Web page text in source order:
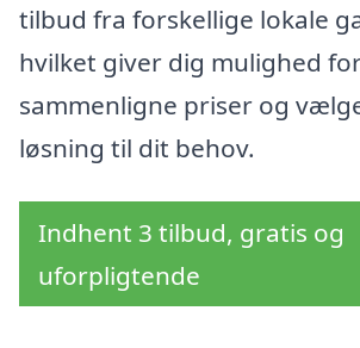
tilbud fra forskellige lokale
hvilket giver dig mulighed
sammenligne priser og
løsning til dit behov.
Indhent 3 tilbud, gratis og
uforpligtende